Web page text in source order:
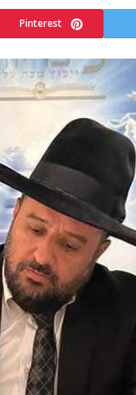
Pinterest